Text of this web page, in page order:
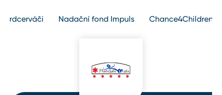
Srdcerváči Nadační fond Impuls Chance4Children